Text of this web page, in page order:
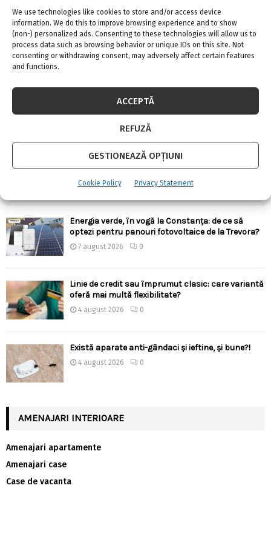
We use technologies like cookies to store and/or access device
information. We do this to improve browsing experience and to show
(non-) personalized ads. Consenting to these technologies will allow us to
process data such as browsing behavior or unique IDs on this site. Not
consenting or withdrawing consent, may adversely affect certain features
and functions.
ACCEPTĂ
REFUZĂ
GESTIONEAZĂ OPȚIUNI
Cookie Policy Privacy Statement
ARTICOLE RECENTE
Confort termic pe timpul verii cu soluțiile de
climatizare de la Casa Instalatorului
Top 5 meserii în domeniul construcțiilor
Energia verde, în vogă la Constanța: de ce să
optezi pentru panouri fotovoltaice de la Trevora?
7 august 2026 0
Linie de credit sau împrumut clasic: care variantă
oferă mai multă flexibilitate?
4 august 2026 0
Există aparate anti-gândaci și ieftine, și bune?!
4 august 2026 0
AMENAJARI INTERIOARE
Amenajari apartamente
Amenajari case
Case de vacanta